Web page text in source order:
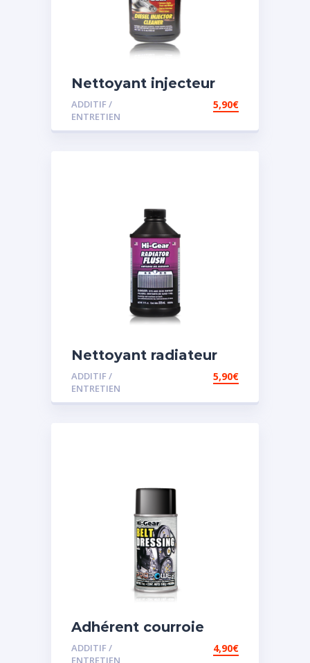
Nettoyant injecteur
diesel
ADDITIF /
ENTRETIEN
5,90€
Nettoyant radiateur
ADDITIF /
ENTRETIEN
5,90€
Adhérent courroie
ADDITIF /
ENTRETIEN
4,90€